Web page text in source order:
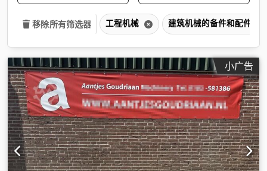
移除所有筛选器 工程机械 建筑机械的备件和配件
小广告